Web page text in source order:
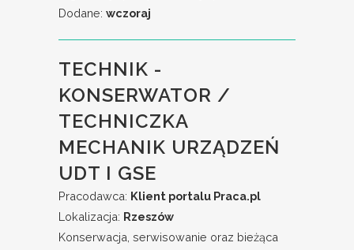
Dodane: wczoraj
TECHNIK -
KONSERWATOR /
TECHNICZKA
MECHANIK URZĄDZEŃ
UDT I GSE
Pracodawca: Klient portalu Praca.pl
Lokalizacja: Rzeszów
Konserwacja, serwisowanie oraz bieżąca